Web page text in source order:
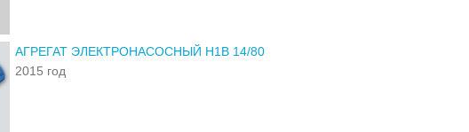
АГРЕГАТ ЭЛЕКТРОНАСОСНЫЙ Н1В 14/80
2015 год